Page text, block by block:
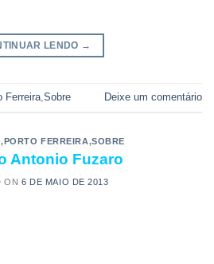
LENDO →
Ferreira Sobre Deixe um comentário
,PORTO FERREIRA,SOBRE
Antonio Fuzaro
ON6 DE MAIO DE 2013